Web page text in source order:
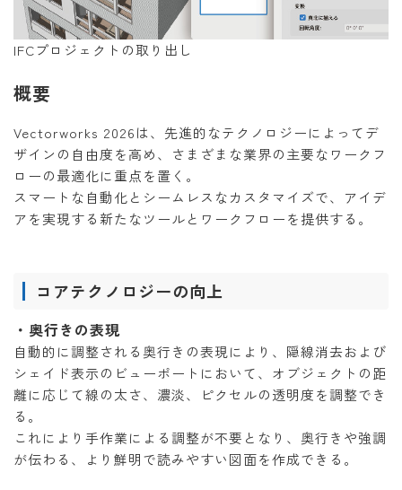
IFCプロジェクトの取り出し
概要
Vectorworks 2026は、先進的なテクノロジーによってデ
ザインの自由度を高め、さまざまな業界の主要なワークフ
ローの最適化に重点を置く。
スマートな自動化とシームレスなカスタマイズで、アイデ
アを実現する新たなツールとワークフローを提供する。
コアテクノロジーの向上
・奥行きの表現
自動的に調整される奥行きの表現により、隠線消去および
シェイド表示のビューポートにおいて、オブジェクトの距
離に応じて線の太さ、濃淡、ピクセルの透明度を調整でき
る。
これにより手作業による調整が不要となり、奥行きや強調
が伝わる、より鮮明で読みやすい図面を作成できる。